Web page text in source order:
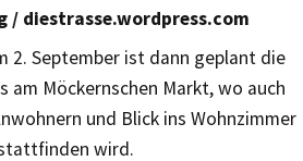
diestrasse.wordpress.com
2. September ist dann geplant die
am Möckernschen Markt, wo auch
und Blick ins Wohnzimmer
wird.